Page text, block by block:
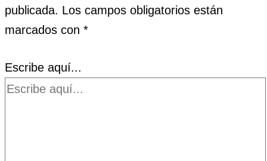
publicada. Los campos obligatorios están
marcados con *
Escribe aquí...